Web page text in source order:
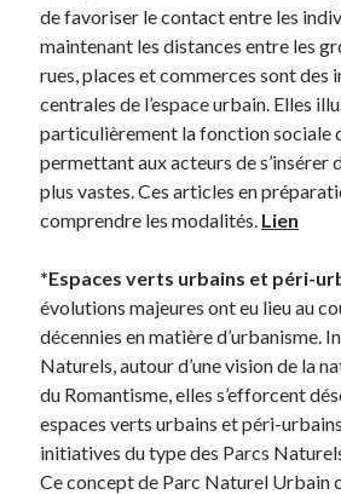
de favoriser le contact entre les
maintenant les distances entre les
rues, places et commerces sont des
centrales de l’espace urbain. Elles
particulièrement la fonction sociale
permettant aux acteurs de s’insérer
plus vastes. Ces articles en
comprendre les modalités. Lien
*Espaces verts urbains et péri-
évolutions majeures ont eu lieu au
décennies en matière d’urbanisme.
Naturels, autour d’une vision de la
du Romantisme, elles s’efforcent
espaces verts urbains et péri-
initiatives du type des Parcs
Ce concept de Parc Naturel Urbain